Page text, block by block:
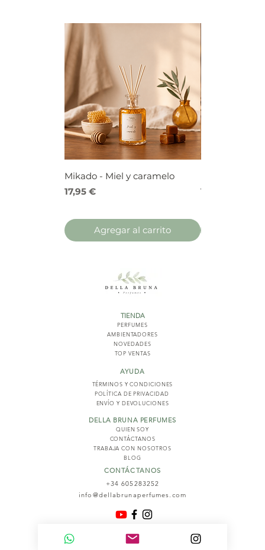
Mikado - Miel y caramelo
Precio
17,95 €
Agregar al carrito
Precio
17,95 €
TIENDA
PERFUMES
AMBIENTADORES
NOVEDADES
TOP VENTAS
AYUDA
TÉRMINOS Y CONDICIONES
POLÍTICA DE PRIVACIDAD
ENVÍO Y DEVOLUCIONES
DELLA BRUNA PERFUMES
QUIEN SOY
CONTÁCTANOS
TRABAJA CON NOSOTROS
BLOG
CONTÁCTANOS
+34 605283252
info@dellabrunaperfumes.com
Della Bruna Perfumes